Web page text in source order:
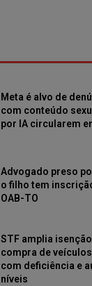
Meta é alvo de
com conteúdo
por IA circularem
Advogado preso
o filho tem
OAB-TO
STF amplia isenção
compra de
com deficiência e
níveis